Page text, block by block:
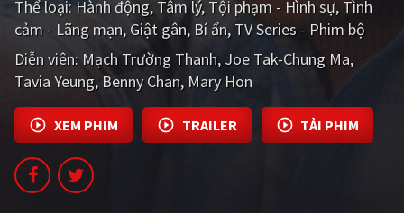
TUYỂN TẬP PHIM
BLOG
Thể loại: Hành động Tâm lý Tội phạm - Hình sự Tình
cảm - Lãng mạn Giật gân Bí ẩn TV Series - Phim bộ
Diễn viên: Mạch Trường Thanh Joe Tak-Chung Ma
Tavia Yeung Benny Chan Mary Hon
XEM PHIM TRAILER TẢI PHIM